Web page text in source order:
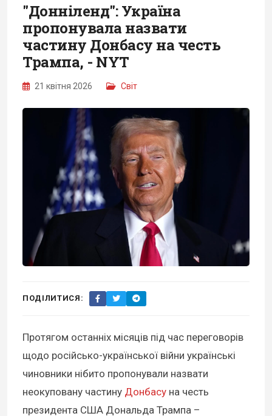
"Донніленд": Україна
пропонувала назвати
частину Донбасу на честь
Трампа, - NYT
21 квітня 2026 Світ
ПОДІЛИТИСЯ:
Протягом останніх місяців під час переговорів
щодо російсько-української війни українські
чиновники нібито пропонували назвати
неокуповану частину Донбасу на честь
президента США Дональда Трампа –